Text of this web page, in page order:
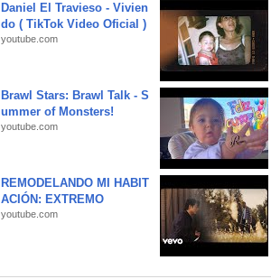
Daniel El Travieso - Vivien
do ( TikTok Video Oficial )
youtube.com
Brawl Stars: Brawl Talk - S
ummer of Monsters!
youtube.com
REMODELANDO MI HABIT
ACIÓN: EXTREMO
youtube.com